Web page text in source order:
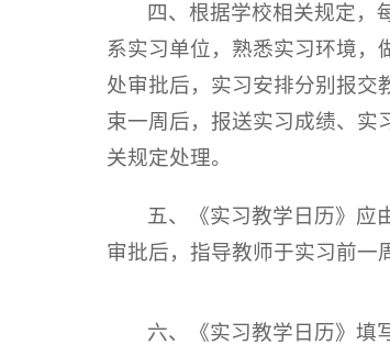
四、根据学校相关规定，
系实习单位，熟悉实习环境，
处审批后，实习安排分别报交
束一周后，报送实习成绩、实
关规定处理。
五、《实习教学日历》应
审批后，指导教师于实习前一
六、《实习教学日历》填